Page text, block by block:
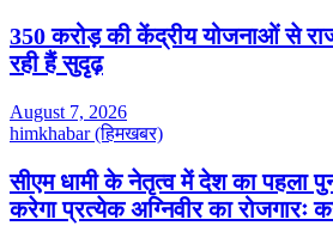
350 करोड़ की केंद्रीय योजनाओं से
रही हैं सुदृढ़
August 7, 2026
himkhabar (हिमखबर)
सीएम धामी के नेतृत्व में देश का पहला
करेगा प्रत्येक अग्निवीर का रोजगारः